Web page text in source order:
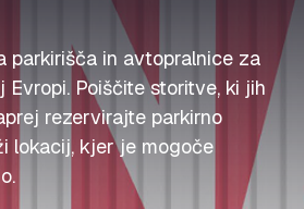
parkirišča in avtopralnice za
Poiščite storitve, ki jih
rezervirajte parkirno
lokacij, kjer je mogoče